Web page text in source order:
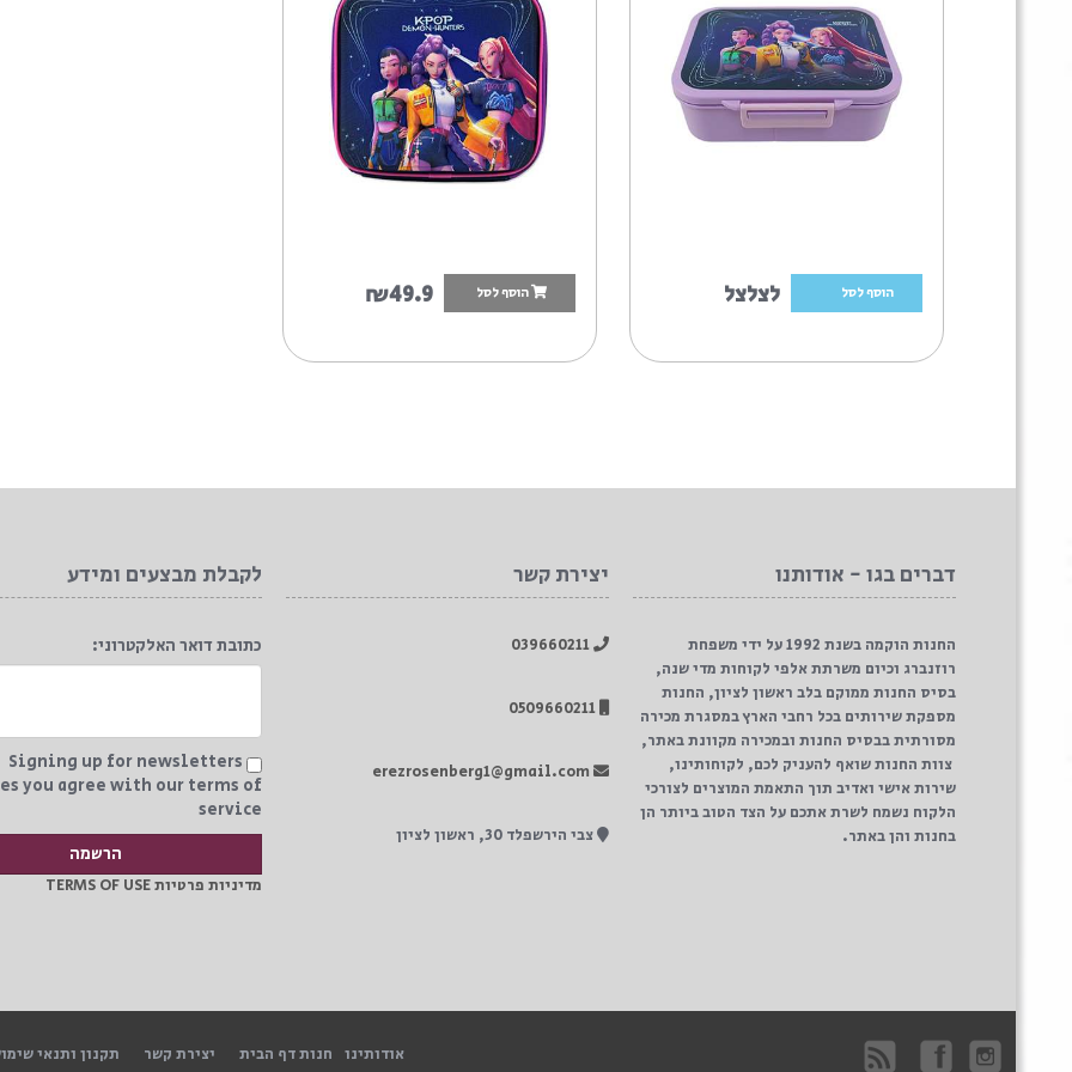
אוכל מחולקת מכסה מחובר קיי
לצלצל
תיק אוכל עם הבלטה קיי פופ
₪49.9 דברים בגו - אודותנו
החנות הוקמה בשנת 1992 על ידי משפחת
רוזנברג וכיום משרתת אלפי לקוחות מדי שנה,
בסיס החנות ממוקם בלב ראשון לציון, החנות
מספקת שירותים בכל רחבי הארץ במסגרת מכירה
מסורתית בבסיס החנות ובמכירה מקוונת באתר,
צוות החנות שואף להעניק לכם, לקוחותינו,
שירות אישי ואדיב תוך התאמת המוצרים לצורכי
הלקוח נשמח לשרת אתכם על הצד הטוב ביותר הן
בחנות והן באתר.
יצירת קשר
צבי הירשפלד 30, ראשון לציון
לקבלת מבצעים ומידע
כתובת דואר האלקטרוני:
Signing up for newsletters
you agree with our terms of
service
מדיניות פרטיות TERMS OF USE
אודותינו חנות דף הבית יצירת קשר תקנון ותנאי